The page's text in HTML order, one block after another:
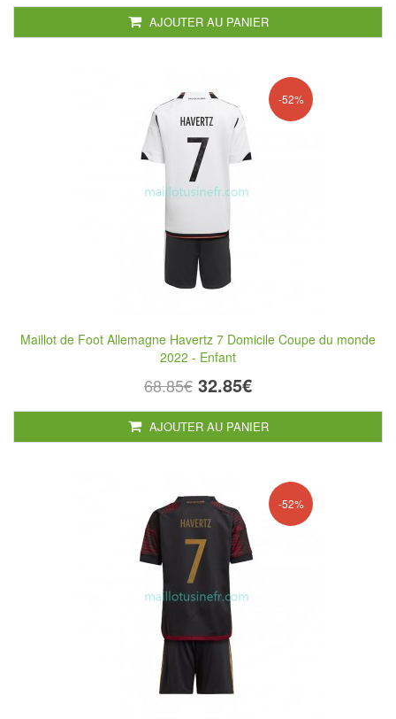
AJOUTER AU PANIER
-52%
Maillot de Foot Allemagne Havertz 7 Domicile Coupe du monde
2022 - Enfant
68.85€ 32.85€
AJOUTER AU PANIER
-52%